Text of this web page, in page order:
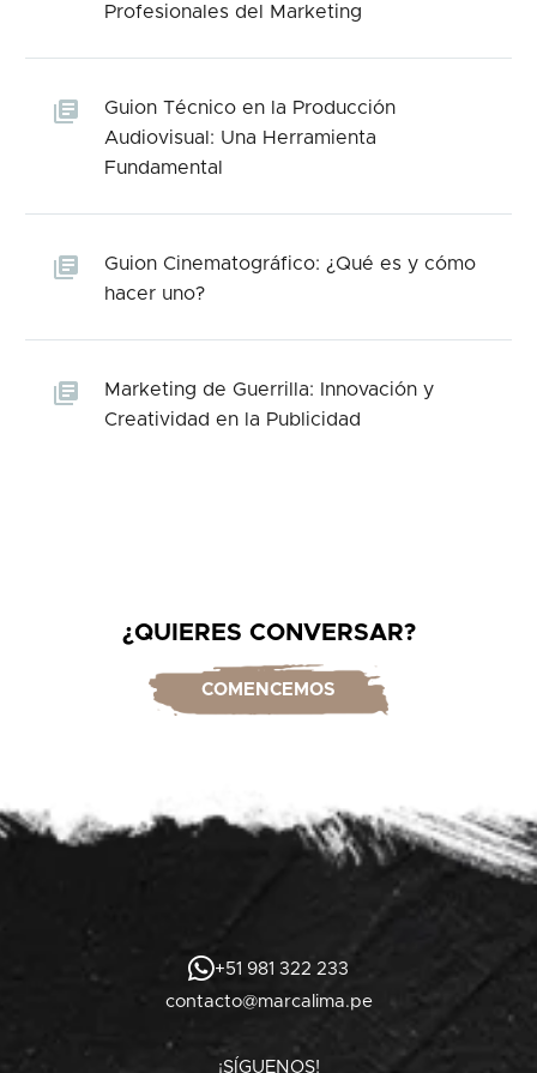
Profesionales del Marketing
Guion Técnico en la Producción
Audiovisual: Una Herramienta
Fundamental
Guion Cinematográfico: ¿Qué es y cómo
hacer uno?
Marketing de Guerrilla: Innovación y
Creatividad en la Publicidad
¿QUIERES CONVERSAR?
COMENCEMOS
+51 981 322 233
contacto@marcalima.pe
¡SÍGUENOS!